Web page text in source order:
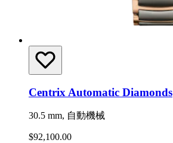
Centrix Automatic Diamonds
30.5 mm, 自動機械
$92,100.00